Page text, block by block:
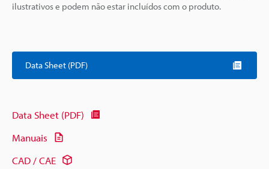
ilustrativos e podem não estar incluídos com o produto.
Data Sheet (PDF)
Data Sheet (PDF)
Manuais
CAD / CAE